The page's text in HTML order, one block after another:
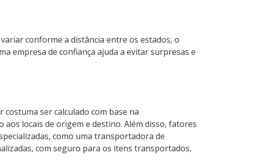
conforme a distância entre os estados, o
empresa de confiança ajuda a evitar surpresas e
ser calculado com base na
locais de origem e destino. Além disso, fatores
como uma transportadora de
com seguro para os itens transportados,